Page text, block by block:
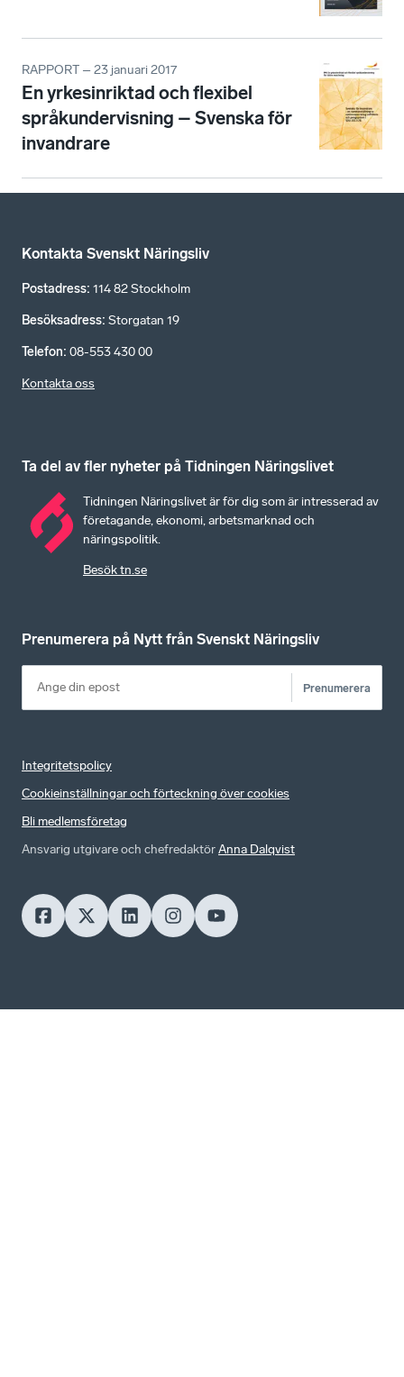
RAPPORT – 23 januari 2017
En yrkesinriktad och flexibel
språkundervisning – Svenska för
invandrare
Kontakta Svenskt Näringsliv
Postadress: 114 82 Stockholm
Besöksadress: Storgatan 19
Telefon: 08-553 430 00
Kontakta oss
Ta del av fler nyheter på Tidningen Näringslivet
Tidningen Näringslivet är för dig som är intresserad av
företagande, ekonomi, arbetsmarknad och
näringspolitik.
Besök tn.se
Prenumerera på Nytt från Svenskt Näringsliv
Prenumerera
Integritetspolicy
Cookieinställningar och förteckning över cookies
Bli medlemsföretag
Ansvarig utgivare och chefredaktörAnna Dalqvist